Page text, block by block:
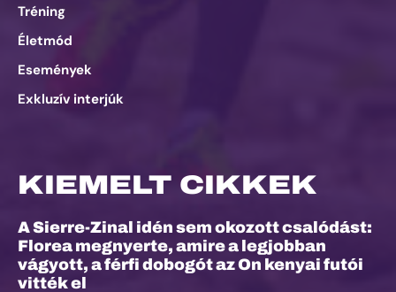
Tréning
Életmód
Események
Exkluzív interjúk
KIEMELT CIKKEK
A Sierre-Zinal idén sem okozott csalódást:
Florea megnyerte, amire a legjobban
vágyott, a férfi dobogót az On kenyai futói
vitték el